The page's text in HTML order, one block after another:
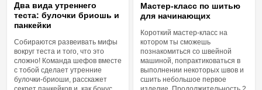
Два вида утреннего
тестa: булочки бриошь и
панкейки
Собираются развеивать мифы
вокруг теста и того, что это
сложно! Команда шефов вместе
с тобой сделает утренние
булочки-бриоши, расскажет
Мастер-класс по шитью
для начинающих
Короткий мастер-класс на
котором ты сможешь
познакомиться со швейной
машиной, попрактиковаться в
выполнении некоторых швов и
сшить небольшое первое